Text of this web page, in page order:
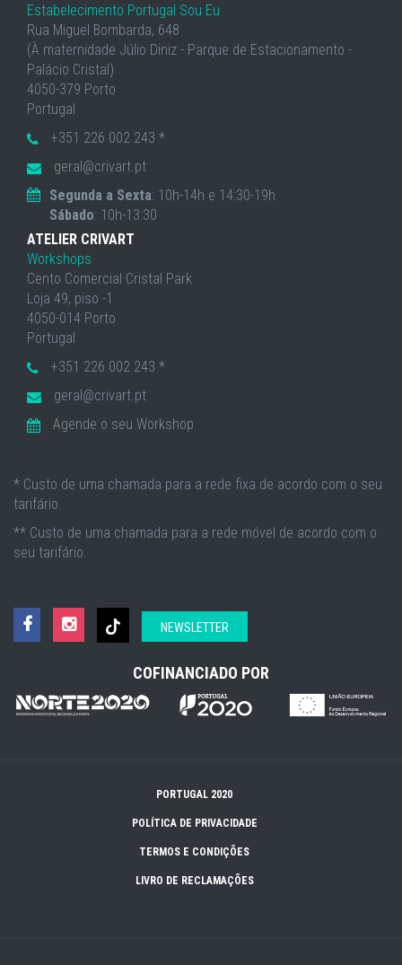
Estabelecimento Portugal Sou Eu
Rua Miguel Bombarda, 648
(À maternidade Júlio Diniz - Parque de Estacionamento -
Palácio Cristal)
4050-379 Porto
Portugal
+351 226 002 243 *
geral@crivart.pt
Segunda a Sexta: 10h-14h e 14:30-19h
Sábado: 10h-13:30
ATELIER CRIVART
Workshops
Cento Comercial Cristal Park
Loja 49, piso -1
4050-014 Porto
Portugal
+351 226 002 243 *
geral@crivart.pt
Agende o seu Workshop
* Custo de uma chamada para a rede fixa de acordo com o seu
tarifário.
** Custo de uma chamada para a rede móvel de acordo com o
seu tarifário.
NEWSLETTER
COFINANCIADO POR
PORTUGAL 2020
POLÍTICA DE PRIVACIDADE
TERMOS E CONDIÇÕES
LIVRO DE RECLAMAÇÕES